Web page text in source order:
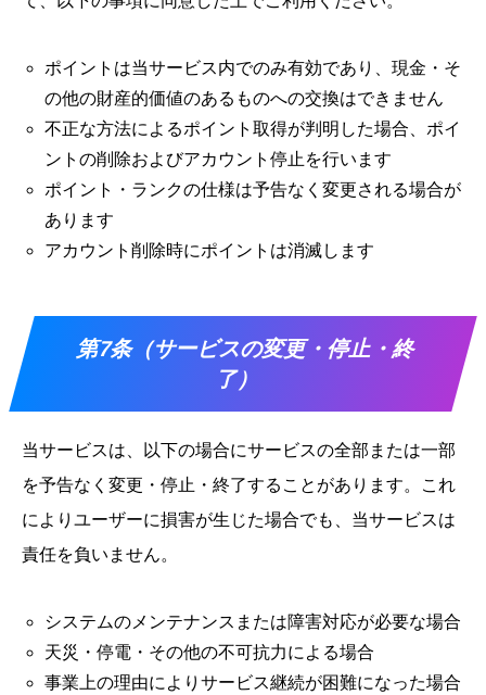
ポイントは当サービス内でのみ有効であり、現金・そ
の他の財産的価値のあるものへの交換はできません
不正な方法によるポイント取得が判明した場合、ポイ
ントの削除およびアカウント停止を行います
ポイント・ランクの仕様は予告なく変更される場合が
あります
アカウント削除時にポイントは消滅します
第7条（サービスの変更・停止・終
了）
当サービスは、以下の場合にサービスの全部または一部
を予告なく変更・停止・終了することがあります。これ
によりユーザーに損害が生じた場合でも、当サービスは
責任を負いません。
システムのメンテナンスまたは障害対応が必要な場合
天災・停電・その他の不可抗力による場合
事業上の理由によりサービス継続が困難になった場合